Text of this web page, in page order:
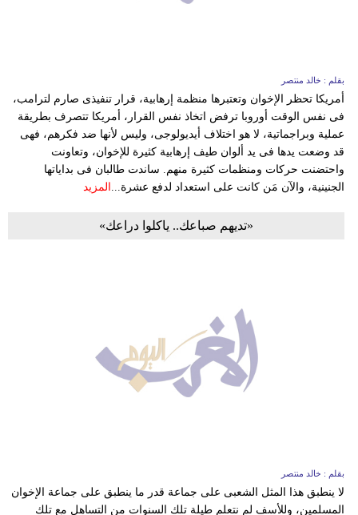
بقلم : خالد منتصر
أمريكا تحظر الإخوان وتعتبرها منظمة إرهابية، قرار تنفيذى صارم لترامب،
فى نفس الوقت أوروبا ترفض اتخاذ نفس القرار، أمريكا تتصرف بطريقة
عملية وبراجماتية، لا هو اختلاف أيديولوجى، وليس لأنها ضد فكرهم، فهى
قد وضعت يدها فى يد ألوان طيف إرهابية كثيرة للإخوان، وتعاونت
واحتضنت حركات ومنظمات كثيرة منهم. ساندت طالبان فى بداياتها
الجنينية، والآن مَن كانت على استعداد لدفع عشرة... المزيد
«تديهم صباعك.. ياكلوا دراعك»
بقلم : خالد منتصر
لا ينطبق هذا المثل الشعبى على جماعة قدر ما ينطبق على جماعة الإخوان
المسلمين، وللأسف لم نتعلم طيلة تلك السنوات من التساهل مع تلك